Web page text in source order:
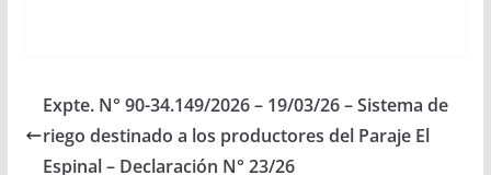
Manuel Eduardo
Arias¨incluyendo
trabajos de refacción y
mejoras estructurales
Expte. N° 90-34.149/2026 – 19/03/26 – Sistema de
riego destinado a los productores del Paraje El
Espinal – Declaración N° 23/26